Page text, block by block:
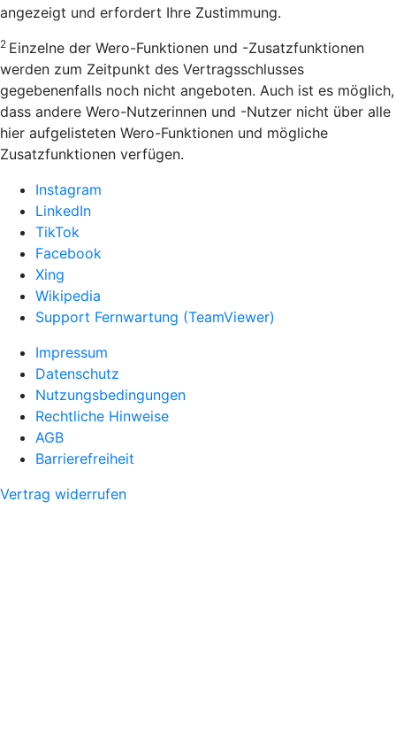
angezeigt und erfordert Ihre Zustimmung.
2 Einzelne der Wero-Funktionen und -Zusatzfunktionen
werden zum Zeitpunkt des Vertragsschlusses
gegebenenfalls noch nicht angeboten. Auch ist es möglich,
dass andere Wero-Nutzerinnen und -Nutzer nicht über alle
hier aufgelisteten Wero-Funktionen und mögliche
Zusatzfunktionen verfügen.
Instagram
LinkedIn
TikTok
Facebook
Xing
Wikipedia
Support Fernwartung (TeamViewer)
Impressum
Datenschutz
Nutzungsbedingungen
Rechtliche Hinweise
AGB
Barrierefreiheit
Vertrag widerrufen